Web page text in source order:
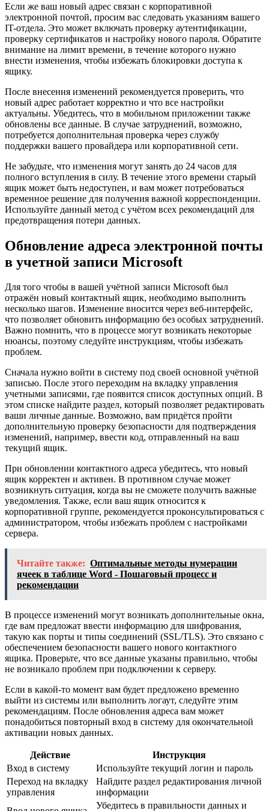
Если же ваш новый адрес связан с корпоративной
электронной почтой, просим вас следовать указаниям вашего
IT-отдела. Это может включать проверку аутентификации,
проверку сертификатов и настройку нового пароля. Обратите
внимание на лимит времени, в течение которого нужно
внести изменения, чтобы избежать блокировки доступа к
ящику.
После внесения изменений рекомендуется проверить, что
новый адрес работает корректно и что все настройки
актуальны. Убедитесь, что в мобильном приложении также
обновлены все данные. В случае затруднений, возможно,
потребуется дополнительная проверка через службу
поддержки вашего провайдера или корпоративной сети.
Не забудьте, что изменения могут занять до 24 часов для
полного вступления в силу. В течение этого времени старый
ящик может быть недоступен, и вам может потребоваться
временное решение для получения важной корреспонденции.
Используйте данный метод с учётом всех рекомендаций для
предотвращения потери данных.
Обновление адреса электронной почты
в учетной записи Microsoft
Для того чтобы в вашей учётной записи Microsoft был
отражён новый контактный ящик, необходимо выполнить
несколько шагов. Изменение вносится через веб-интерфейс,
что позволяет обновить информацию без особых затруднений.
Важно помнить, что в процессе могут возникать некоторые
нюансы, поэтому следуйте инструкциям, чтобы избежать
проблем.
Сначала нужно войти в систему под своей основной учётной
записью. После этого переходим на вкладку управления
учетными записями, где появится список доступных опций. В
этом списке найдите раздел, который позволяет редактировать
ваши личные данные. Возможно, вам придётся пройти
дополнительную проверку безопасности для подтверждения
изменений, например, ввести код, отправленный на ваш
текущий ящик.
При обновлении контактного адреса убедитесь, что новый
ящик корректен и активен. В противном случае может
возникнуть ситуация, когда вы не сможете получить важные
уведомления. Также, если ваш ящик относится к
корпоративной группе, рекомендуется проконсультироваться с
администратором, чтобы избежать проблем с настройками
сервера.
Читайте также: Оптимальные методы нумерации
ячеек в таблице Word - Пошаговый процесс и
рекомендации
В процессе изменений могут возникать дополнительные окна,
где вам предложат ввести информацию для шифрования,
такую как порты и типы соединений (SSL/TLS). Это связано с
обеспечением безопасности вашего нового контактного
ящика. Проверьте, что все данные указаны правильно, чтобы
не возникало проблем при подключении к серверу.
Если в какой-то момент вам будет предложено временно
выйти из системы или выполнить логаут, следуйте этим
рекомендациям. После обновления адреса вам может
понадобиться повторный вход в систему для окончательной
активации новых данных.
Действие
Инструкция
Вход в систему
Используйте текущий логин и пароль
Переход на вкладку
управления
Найдите раздел редактирования личной
информации
Убедитесь в правильности данных и